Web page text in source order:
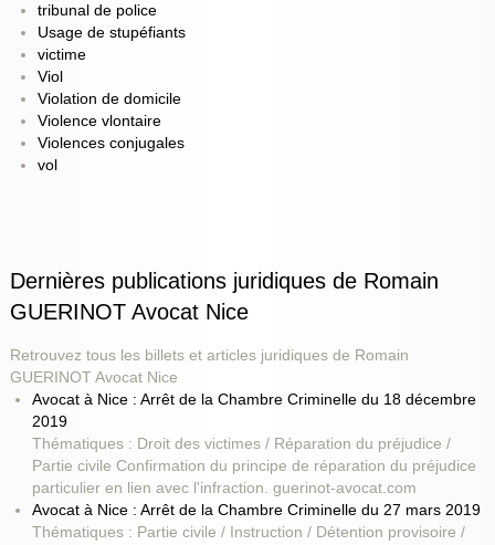
tribunal de police
Usage de stupéfiants
victime
Viol
Violation de domicile
Violence vlontaire
Violences conjugales
vol
Dernières publications juridiques de Romain
GUERINOT Avocat Nice
Retrouvez tous les billets et articles juridiques de Romain
GUERINOT Avocat Nice
Avocat à Nice : Arrêt de la Chambre Criminelle du 18 décembre
2019
Thématiques : Droit des victimes / Réparation du préjudice /
Partie civile Confirmation du principe de réparation du préjudice
particulier en lien avec l'infraction. guerinot-avocat.com
Avocat à Nice : Arrêt de la Chambre Criminelle du 27 mars 2019
Thématiques : Partie civile / Instruction / Détention provisoire /